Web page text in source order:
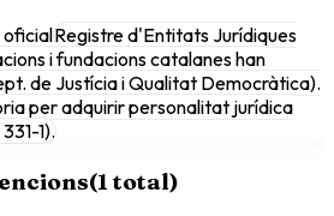
oficialRegistre d'Entitats Jurídiques
i fundacions catalanes han
de Justícia i Qualitat Democràtica).
per adquirir personalitat jurídica
1).
(1 total)